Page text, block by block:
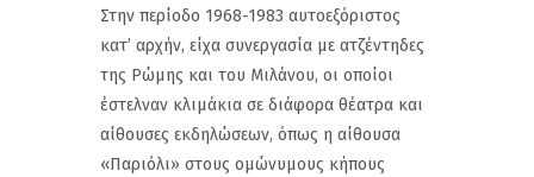
Στην περίοδο 1968-1983 αυτοεξόριστος
κατ’ αρχήν, είχα συνεργασία με ατζέντηδες
της Ρώμης και του Μιλάνου, οι οποίοι
έστελναν κλιμάκια σε διάφορα θέατρα και
αίθουσες εκδηλώσεων, όπως η αίθουσα
«Παριόλι» στους ομώνυμους κήπους